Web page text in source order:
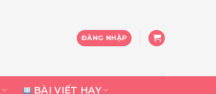
ĐĂNG NHẬP
BÀI VIẾT HAY